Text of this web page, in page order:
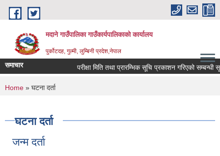
Skip to main content
मदाने गाउँपालिका गाउँकार्यपालिकाको कार्यालय
पुर्कोटदह, गुल्मी, लुम्बिनी प्रदेश,नेपाल
समाचार परीक्षा मिति तथा प्रारम्भिक सूचि प्रकाशन गरिएको सम्बन्धी
You are here
Home » घटना दर्ता
घटना दर्ता
जन्म दर्ता